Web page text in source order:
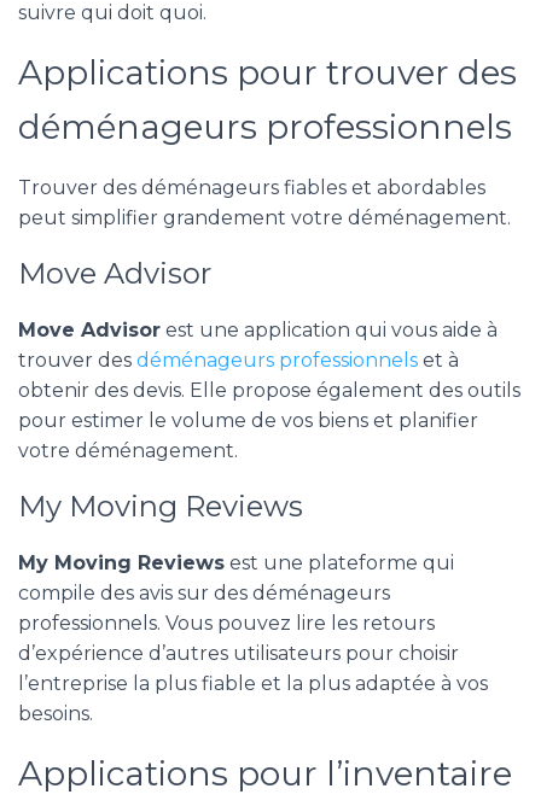
suivre qui doit quoi.
Applications pour trouver des
déménageurs professionnels
Trouver des déménageurs fiables et abordables
peut simplifier grandement votre déménagement.
Move Advisor
Move Advisor est une application qui vous aide à
trouver des déménageurs professionnels et à
obtenir des devis. Elle propose également des outils
pour estimer le volume de vos biens et planifier
votre déménagement.
My Moving Reviews
My Moving Reviews est une plateforme qui
compile des avis sur des déménageurs
professionnels. Vous pouvez lire les retours
d’expérience d’autres utilisateurs pour choisir
l’entreprise la plus fiable et la plus adaptée à vos
besoins.
Applications pour l’inventaire